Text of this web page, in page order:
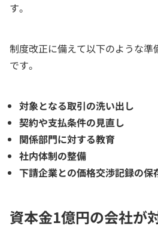
す。
制度改正に備えて以下のような
です。
対象となる取引の洗い出し
契約や支払条件の見直し
関係部門に対する教育
社内体制の整備
下請企業との価格交渉記録の保
資本金1億円の会社が